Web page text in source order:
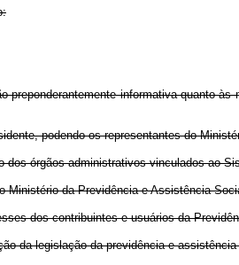
preponderantemente informativa quanto
podendo os representantes do
órgãos administrativos vinculados ao
Ministério da Previdência e Assistência
dos contribuintes e usuários da
da legislação da previdência e